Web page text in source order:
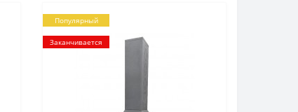
Популярный
Заканчивается